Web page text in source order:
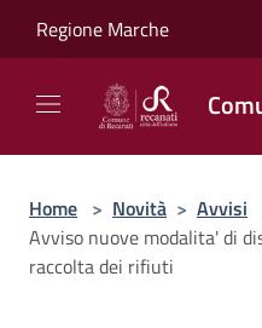
Regione Marche
Home > Novità > Avvisi
Avviso nuove modalita' di
raccolta dei rifiuti